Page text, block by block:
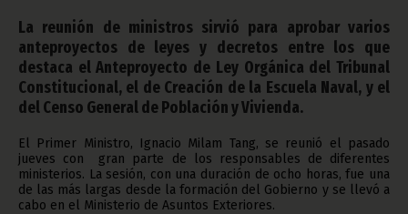
La reunión de ministros sirvió para aprobar varios
anteproyectos de leyes y decretos entre los que
destaca el Anteproyecto de Ley Orgánica del Tribunal
Constitucional, el de Creación de la Escuela Naval, y el
del Censo General de Población y Vivienda.
El Primer Ministro, Ignacio Milam Tang, se reunió el pasado
jueves con gran parte de los responsables de diferentes
ministerios. La sesión, con una duración de ocho horas, fue una
de las más largas desde la formación del Gobierno y se llevó a
cabo en el Ministerio de Asuntos Exteriores.